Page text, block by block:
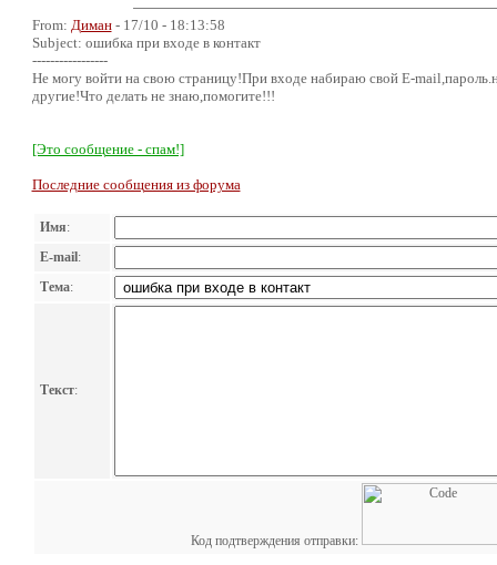
From: Диман- 17/10 - 18:13:58
Subject: ошибка при входе в контакт
-----------------
Не могу войти на свою страницу!При входе набираю свой E-
другие!Что делать не знаю,помогите!!!
[Это сообщение - спам!]
Последние сообщения из форума
Имя:
E-mail:
Тема:
Текст:
Код подтверждения отправки: